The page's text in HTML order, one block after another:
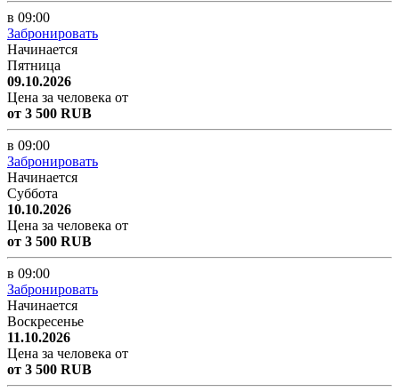
в 09:00
Забронировать
Начинается
Пятница
09.10.2026
Цена за человека от
от 3 500 RUB
в 09:00
Забронировать
Начинается
Суббота
10.10.2026
Цена за человека от
от 3 500 RUB
в 09:00
Забронировать
Начинается
Воскресенье
11.10.2026
Цена за человека от
от 3 500 RUB